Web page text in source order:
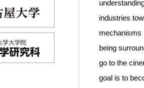
industries
mechanisms
being
go to the
goal is to